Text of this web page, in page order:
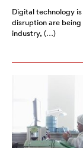
Digital technology
disruption are
industry, (…)